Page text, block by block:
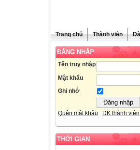
Trang chủ Thành viên
ĐĂNG NHẬP
Tên truy nhập
Mật khẩu
Ghi nhớ
Quên mật khẩu ĐK thành viên
THỜI GIAN